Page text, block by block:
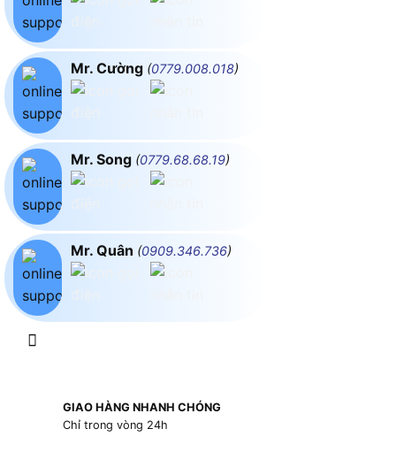
Mr. Cường (0779.008.018)
Mr. Song (0779.68.68.19)
Mr. Quân (0909.346.736)
GIAO HÀNG NHANH CHÓNG
Chỉ trong vòng 24h